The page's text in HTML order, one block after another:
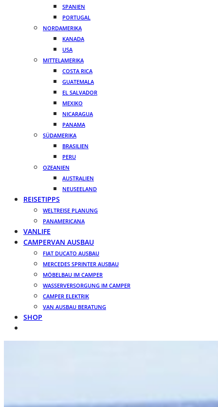
SPANIEN
PORTUGAL
NORDAMERIKA
KANADA
USA
MITTELAMERIKA
COSTA RICA
GUATEMALA
EL SALVADOR
MEXIKO
NICARAGUA
PANAMA
SÜDAMERIKA
BRASILIEN
PERU
OZEANIEN
AUSTRALIEN
NEUSEELAND
REISETIPPS
WELTREISE PLANUNG
PANAMERICANA
VANLIFE
CAMPERVAN AUSBAU
FIAT DUCATO AUSBAU
MERCEDES SPRINTER AUSBAU
MÖBELBAU IM CAMPER
WASSERVERSORGUNG IM CAMPER
CAMPER ELEKTRIK
VAN AUSBAU BERATUNG
SHOP